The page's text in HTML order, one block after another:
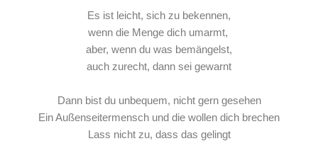
Es ist leicht, sich zu bekennen,
wenn die Menge dich umarmt,
aber, wenn du was bemängelst,
auch zurecht, dann sei gewarnt
Dann bist du unbequem, nicht gern gesehen
Ein Außenseitermensch und die wollen dich brechen
Lass nicht zu, dass das gelingt